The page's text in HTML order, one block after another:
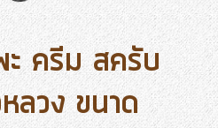
ครีม สครับ
ลวง ขนาด